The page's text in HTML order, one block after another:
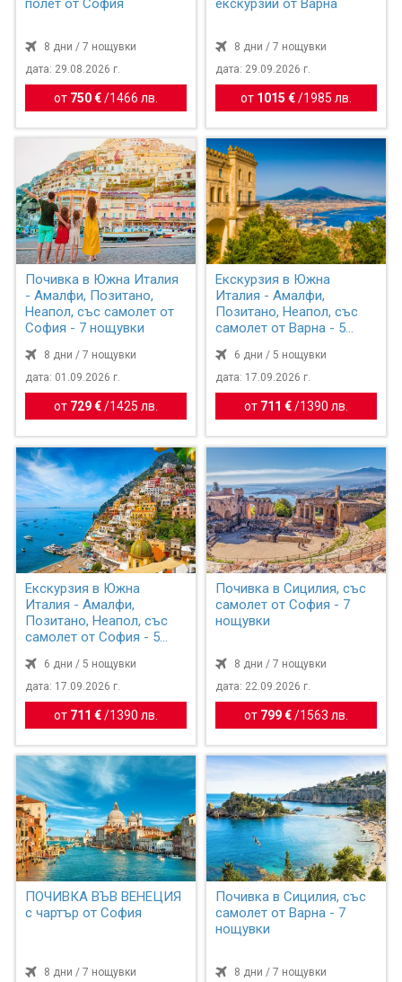
полет от София
8 дни / 7 нощувки
дата: 29.08.2026 г.
от 750 € / 1466 лв.
екскурзии от Варна
8 дни / 7 нощувки
дата: 29.09.2026 г.
от 1015 €/ 1985 лв.
Почивка в Южна Италия
- Амалфи, Позитано,
Неапол, със самолет от
София - 7 нощувки
8 дни / 7 нощувки
дата: 01.09.2026 г.
от 729 € / 1425 лв.
Екскурзия в Южна
Италия - Амалфи,
Позитано, Неапол, със
самолет от Варна - 5
6 дни / 5 нощувки
дата: 17.09.2026 г.
от 711 €/ 1390 лв.
Екскурзия в Южна
Италия - Амалфи,
Позитано, Неапол, със
самолет от София - 5
6 дни / 5 нощувки
дата: 17.09.2026 г.
от 711 € / 1390 лв.
Почивка в Сицилия, със
самолет от София - 7
нощувки
8 дни / 7 нощувки
дата: 22.09.2026 г.
от 799 €/ 1563 лв.
ПОЧИВКА ВЪВ ВЕНЕЦИЯ
с чартър от София
8 дни / 7 нощувки
Почивка в Сицилия, със
самолет от Варна - 7
нощувки
8 дни / 7 нощувки